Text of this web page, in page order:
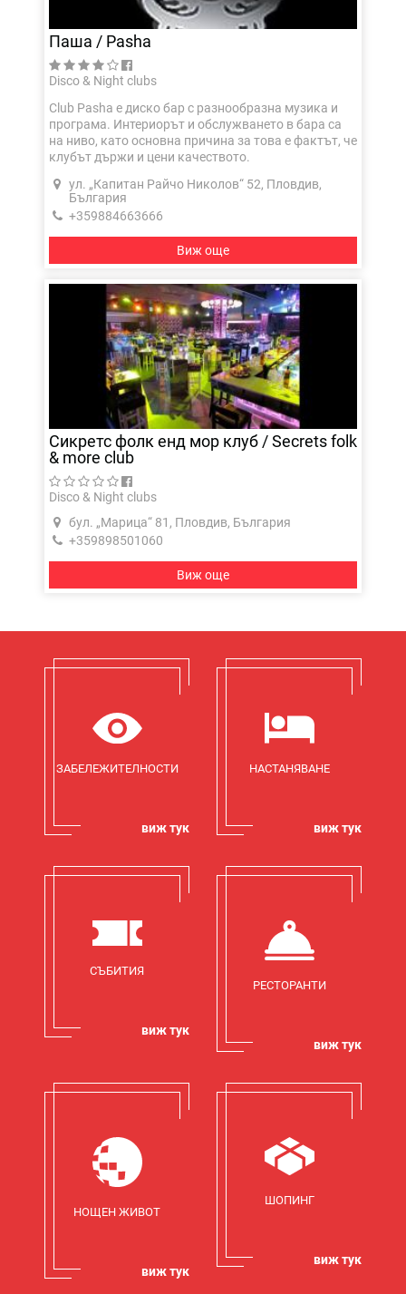
Паша / Pasha
Disco & Night clubs
Club Pasha е диско бар с разнообразна музика и
програма. Интериорът и обслужването в бара са
на ниво, като основна причина за това е фактът, че
клубът държи и цени качеството.
ул. „Капитан Райчо Николов“ 52, Пловдив,
България
+359884663666
Виж още
Сикретс фолк енд мор клуб / Secrets folk
& more club
Disco & Night clubs
бул. „Марица“ 81, Пловдив, България
+359898501060
Виж още
ЗАБЕЛЕЖИТЕЛНОСТИ
виж тук
НАСТАНЯВАНЕ
виж тук
СЪБИТИЯ
виж тук
РЕСТОРАНТИ
виж тук
НОЩЕН ЖИВОТ
виж тук
ШОПИНГ
виж тук